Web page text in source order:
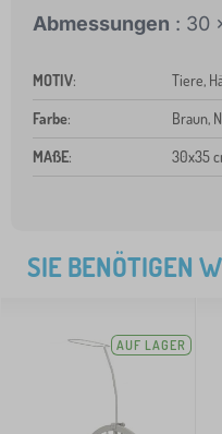
Abmessungen : 30
MOTIV: Tiere,
Farbe: Braun,
MAßE: 30x35
SIE BENÖTIGEN
AUF LAGER